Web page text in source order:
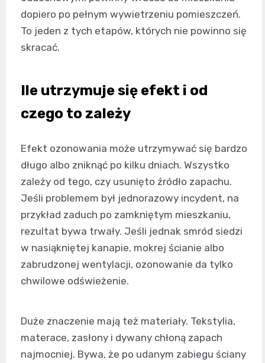
dopiero po pełnym wywietrzeniu pomieszczeń.
To jeden z tych etapów, których nie powinno się
skracać.
Ile utrzymuje się efekt i od
czego to zależy
Efekt ozonowania może utrzymywać się bardzo
długo albo zniknąć po kilku dniach. Wszystko
zależy od tego, czy usunięto źródło zapachu.
Jeśli problemem był jednorazowy incydent, na
przykład zaduch po zamkniętym mieszkaniu,
rezultat bywa trwały. Jeśli jednak smród siedzi
w nasiąkniętej kanapie, mokrej ścianie albo
zabrudzonej wentylacji, ozonowanie da tylko
chwilowe odświeżenie.
Duże znaczenie mają też materiały. Tekstylia,
materace, zasłony i dywany chłoną zapach
najmocniej. Bywa, że po udanym zabiegu ściany